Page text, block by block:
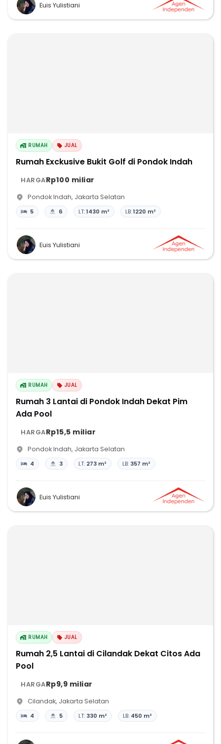
Euis Yulistiani
RUMAH JUAL
Rumah Exckusive Bukit Golf di Pondok Indah
HARGARp100 miliar
Pondok Indah, Jakarta Selatan
5 6 LT:1430 m² LB:1220 m²
Euis Yulistiani
RUMAH JUAL
Rumah 3 Lantai di Pondok Indah Dekat Pim
Ada Pool
HARGARp15,5 miliar
Pondok Indah, Jakarta Selatan
4 3 LT: 273 m² LB: 357 m²
Euis Yulistiani
RUMAH JUAL
Rumah 2,5 Lantai di Cilandak Dekat Citos Ada
Pool
HARGARp9,9 miliar
Cilandak, Jakarta Selatan
4 5 LT: 330 m² LB: 450 m²